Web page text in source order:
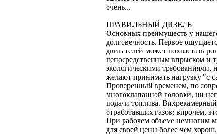
очень...
ПРАВИЛЬНЫЙ ДИЗЕЛЬ
Основных преимуществ у
долговечность. Первое
двигателей может похвастать
непосредственным впрыском и
экологическими требованиями,
желают принимать нагрузку "с
Проверенный временем, по
многоклапанной головки, ни
подачи топлива.
отработавших газов; впрочем,
При рабочем объеме немногим
для своей цены более чем хорош.